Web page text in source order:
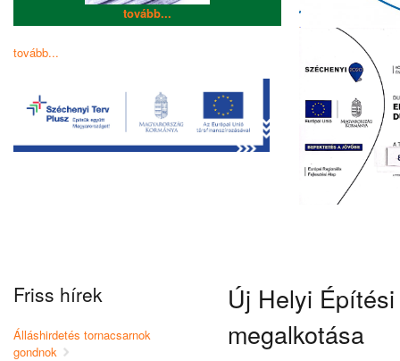
tovább...
tovább...
Friss hírek
Álláshirdetés tornacsarnok
gondnok
Új Helyi
megalkotása